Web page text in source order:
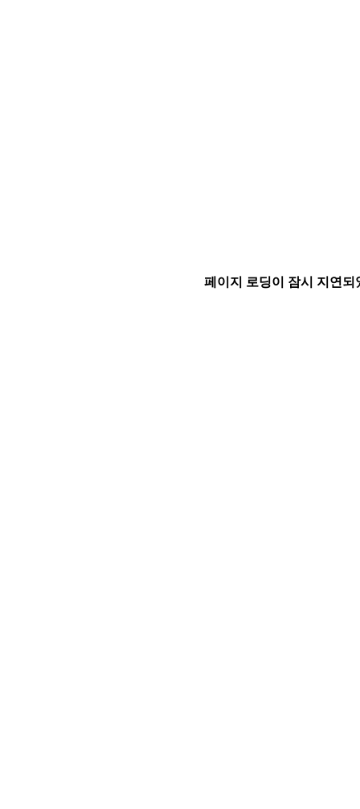
페이지 로딩이 잠시 지연